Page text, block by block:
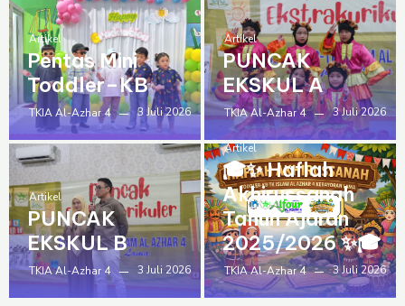
Artikel
Pentas Mini
Toddler–KB
TKIA Al-Azhar 4 3 Juli 2026
Artikel
PUNCAK
EKSKUL A
TKIA Al-Azhar 4 3 Juli 2026
Artikel
PUNCAK
EKSKUL B
TKIA Al-Azhar 4 3 Juli 2026
Artikel
🎓✨ Haflah
Akhirussanah
Tahun Ajaran
2025/2026 ✨🎓
TKIA Al-Azhar 4 3 Juli 2026